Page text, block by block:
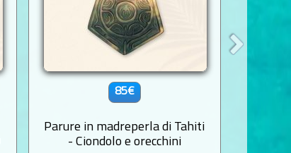
85€
Parure in madreperla di Tahiti
- Ciondolo e orecchini